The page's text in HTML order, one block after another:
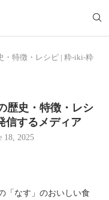
・特徴・レシピ | 粋-iki-粋
歴史・特徴・レシ
信するメディア
18, 2025
「なす」のおいしい食